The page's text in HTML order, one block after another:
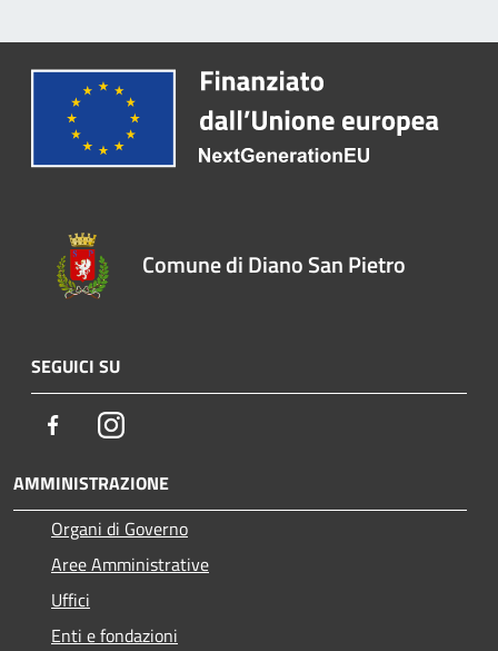
Comune di Diano San Pietro
SEGUICI SU
FacebookInstagram
AMMINISTRAZIONE
Organi di Governo
Aree Amministrative
Uffici
Enti e fondazioni